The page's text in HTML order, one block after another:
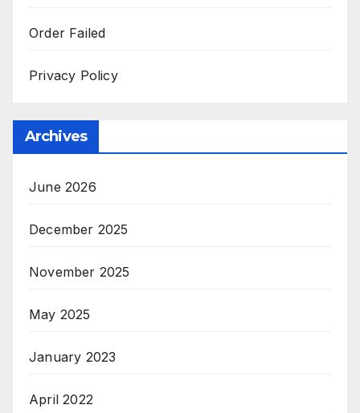
Order Failed
Privacy Policy
Archives
June 2026
December 2025
November 2025
May 2025
January 2023
April 2022